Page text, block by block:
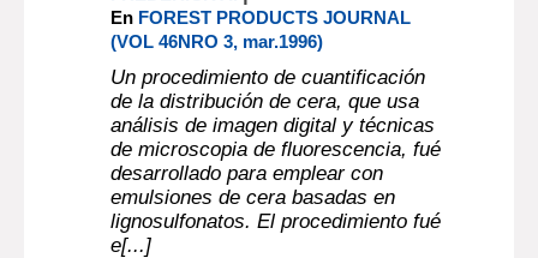
En FOREST PRODUCTS JOURNAL
(VOL 46NRO 3, mar.1996)
Un procedimiento de cuantificación
de la distribución de cera, que usa
análisis de imagen digital y técnicas
de microscopia de fluorescencia, fué
desarrollado para emplear con
emulsiones de cera basadas en
lignosulfonatos. El procedimiento fué
e[...]